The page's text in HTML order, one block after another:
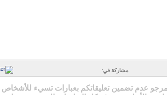
مشاركة في:
عدم تضمين تعليقاتكم بعبارات تسيء للأشخاص